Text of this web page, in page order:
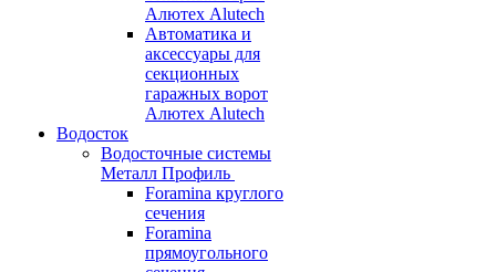
Алютех Alutech
Автоматика и
аксессуары для
секционных
гаражных ворот
Алютех Alutech
Водосток
Водосточные системы
Металл Профиль
Foramina круглого
сечения
Foramina
прямоугольного